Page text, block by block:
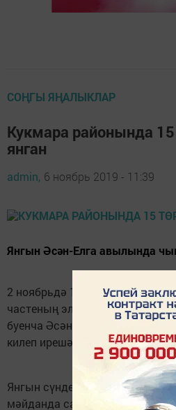
СОҢГЫ ЯҢАЛЫКЛАР
Кукмара районында
янган
admin, 6 ноябрь 2019 - 11:39
Янгын Әсән-Елга авылында
2 ноябрьдә 19.52 сәгатьтә
частеның элемтә пунктына
буенча Әсән-Елга авылында
килеп ирешә.
Янгын сүндерүчеләр килеп
мәйданда салам ачык ут